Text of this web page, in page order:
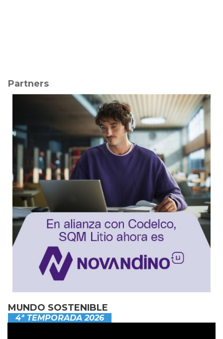
Partners
MUNDO SOSTENIBLE
4ª TEMPORADA 2026